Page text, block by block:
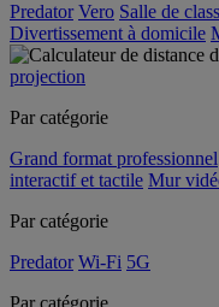
Predator Vero Salle de
Divertissement à domicile
projection
Par catégorie
Grand format professionnel
interactif et tactile Mur
Par catégorie
Predator Wi-Fi 5G
Par catégorie